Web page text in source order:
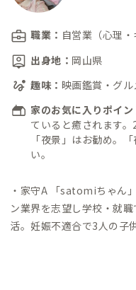
職業： 自営業（心理
出身地： 岡山県
趣味： 映画鑑賞・グル
家のお気に入りポイン
ていると癒されます。
「夜景」はお勧め。
い。
・家守A 「satomiちゃん
ン業界を志望し学校・就
活。妊娠不適合で3人の子
セリングと出逢う。1998